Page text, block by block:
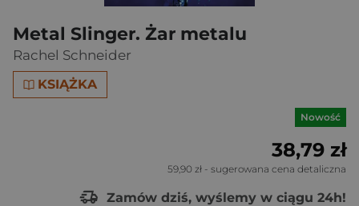
Metal Slinger. Żar metalu
Rachel Schneider
KSIĄŻKA
Nowość
38,79 zł
59,90 zł - sugerowana cena detaliczna
Zamów dziś, wyślemy w ciągu 24h!